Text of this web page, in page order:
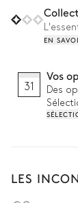
EN
31
Vos
Des
LES